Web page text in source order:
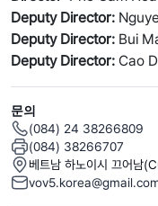
Deputy Director:
Deputy Director: Bui
Deputy Director: Cao
문의
(084) 24 38266809
(084) 38266707
베트남 하노이시 끄어남